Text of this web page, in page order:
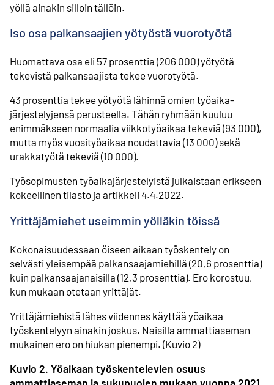
yöllä ainakin silloin tällöin.
Iso osa palkansaajien yötyöstä vuorotyötä
Huomattava osa eli 57 prosenttia (206 000) yötyötä
tekevistä palkansaajista tekee vuorotyötä.
43 prosenttia tekee yötyötä lähinnä omien työaika­
järjestelyjensä perusteella. Tähän ryhmään kuuluu
enimmäkseen normaalia viikko­työaikaa tekeviä (93 000),
mutta myös vuosi­työaikaa noudattavia (13 000) sekä
urakkatyötä tekeviä (10 000).
Työsopimusten työaika­järjestelyistä julkaistaan erikseen
kokeellinen tilasto ja artikkeli 4.4.2022.
Yrittäjämiehet useimmin yölläkin töissä
Kokonaisuudessaan öiseen aikaan työskentely on
selvästi yleisempää palkansaaja­miehillä (20,6 prosenttia)
kuin palkansaaja­naisilla (12,3 prosenttia). Ero korostuu,
kun mukaan otetaan yrittäjät.
Yrittäjämiehistä lähes viidennes käyttää yöaikaa
työskentelyyn ainakin joskus. Naisilla ammattiaseman
mukainen ero on hiukan pienempi. (Kuvio 2)
Kuvio 2. Yöaikaan työskentelevien osuus